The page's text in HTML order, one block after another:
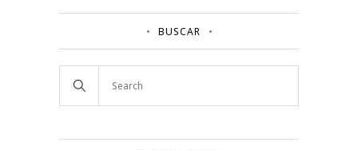
BUSCAR